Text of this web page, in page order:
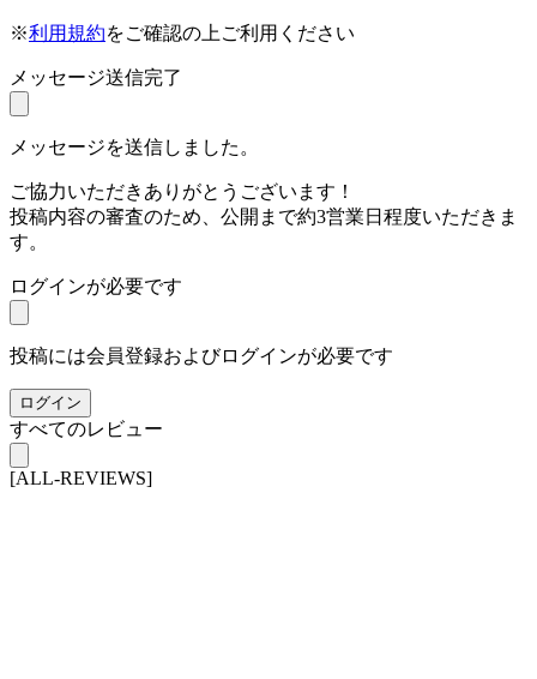
※利用規約をご確認の上ご利用ください
メッセージ送信完了
メッセージを送信しました。
ご協力いただきありがとうございます！
投稿内容の審査のため、公開まで約3営業日程度いただきま
す。
ログインが必要です
投稿には会員登録およびログインが必要です
ログイン
すべてのレビュー
[ALL-REVIEWS]